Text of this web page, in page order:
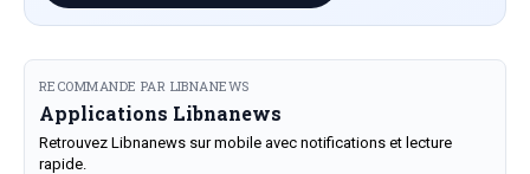
RECOMMANDE PAR LIBNANEWS
Applications Libnanews
Retrouvez Libnanews sur mobile avec notifications et lecture
rapide.